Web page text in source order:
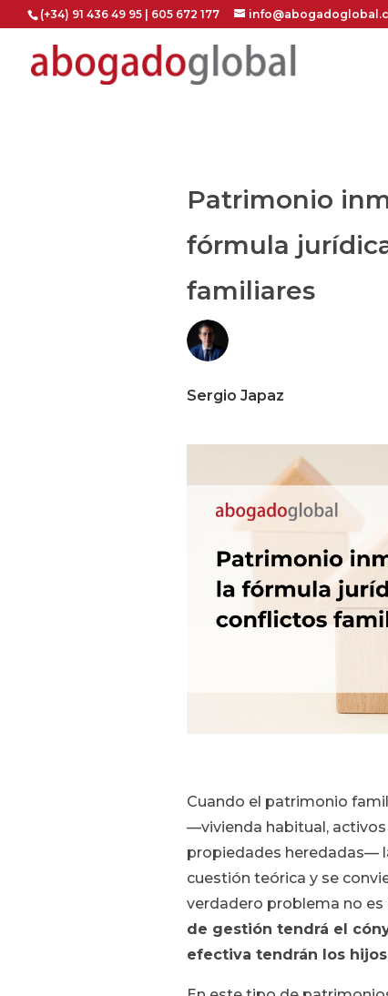
(+34) 91 436 49 95 | 605 672 177
Patrimonio
fórmula
familiares
Sergio Japaz
Cuando el patrimonio
—vivienda habitual, activos
propiedades heredadas—
cuestión teórica y se
verdadero problema no es
de gestión tendrá el
efectiva tendrán los